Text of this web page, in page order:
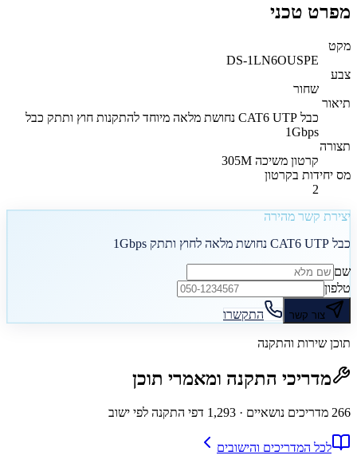
מפרט טכני
מקט
DS-1LN6OUSPE
צבע
שחור
תיאור
כבל CAT6 UTP נחושת מלאה מיוחד להתקנות חוץ ותתק כבל
1Gbps
תצורה
קרטון משיכה 305M
מס יחידות בקרטון
2
יצירת קשר מהירה
כבל CAT6 UTP נחושת מלאה לחוץ ותתק 1Gbps
שם
טלפון
צור קשר התקשרו
תוכן שירות והתקנה
מדריכי התקנה ומאמרי תוכן
266 מדריכים נושאיים · 1,293 דפי התקנה לפי ישוב
לכל המדריכים והישובים